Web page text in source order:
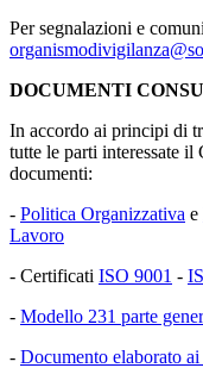
Per segnalazioni e
DOCUMENTI
In accordo ai principi di
tutte le parti interessate
documenti:
- Politica Organizzativa e
Lavoro
- Certificati ISO 9001 -
- Modello 231 parte
- Documento elaborato